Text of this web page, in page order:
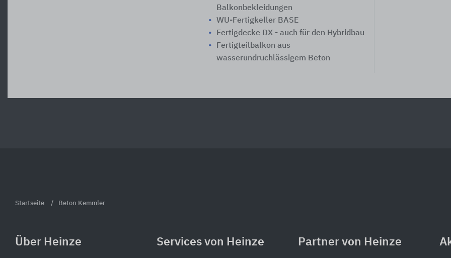
Balkonbekleidungen
WU-Fertigkeller BASE
Fertigdecke DX - auch für den Hybridbau
Fertigteilbalkon aus
wasserundruchlässigem Beton
Startseite Beton Kemmler
Über Heinze Services von Heinze Partner von Heinze